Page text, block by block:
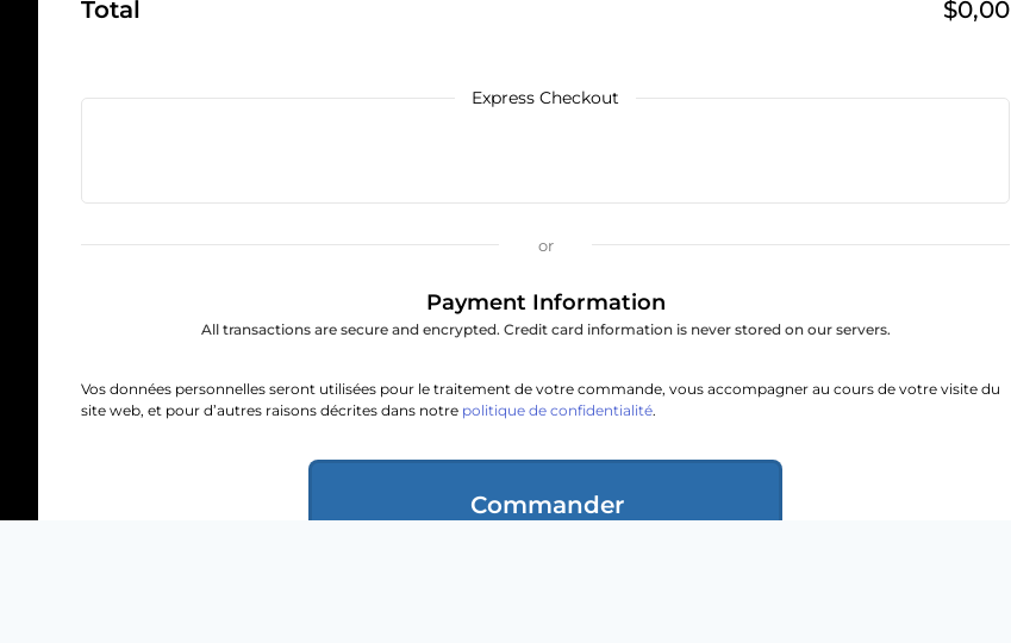
Total $0,00
Express Checkout
or
Payment Information
All transactions are secure and encrypted. Credit card information is never stored on our servers.
Vos données personnelles seront utilisées pour le traitement de votre commande, vous accompagner au cours de votre visite du
site web, et pour d’autres raisons décrites dans notre politique de confidentialité.
Commander